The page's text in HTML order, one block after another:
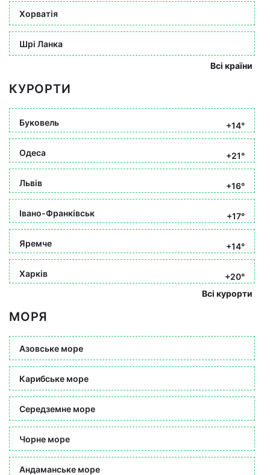
Хорватія
Шрі Ланка
Всі країни
КУРОРТИ
Буковель +14°
Одеса +21°
Львів +16°
Івано-Франківськ +17°
Яремче +14°
Харків
+20°
Всі курорти
МОРЯ
Азовське море
Карибське море
Середземне море
Чорне море
Андаманське море